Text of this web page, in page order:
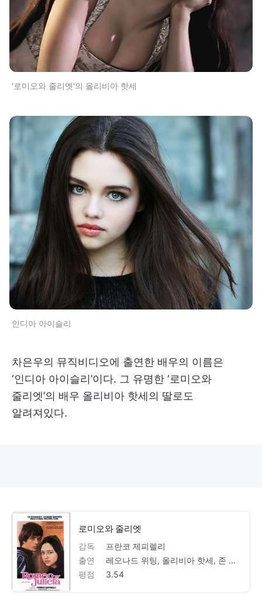
'로미오와 줄리엣'의 올리비아 핫세
인디아 아이슬리
차은우의 뮤직비디오에 출연한 배우의 이름은
‘인디아 아이슬리’이다. 그 유명한 ‘로미오와
줄리엣’의 배우 올리비아 핫세의 딸로도
알려져있다.
로미오와 줄리엣
감독
프란코 제피렐리
출연
레오나드 위팅, 올리비아 핫세, 존 맥케너리, 마일로 오시어, 팻 헤이우드, 로버트 스티븐스, 마이클 요크, 브루스 로빈슨, 폴 하드윅, 나타샤 패리, 안토니오 피에르페데리시, 에스메랄다 루스폴리, 로베르토 비사코, 로이 홀더, 디슨 러벨, 카를로 팔무치, 리처드 워릭, 윌리엄 셰익스피어, 니노 로타, 프란코 제피렐리, 다닐로 도나티, 레지날드 밀스, 프랑코 브루사티, 파스쿠알리노 드 산티스, 안소니 헤이블록 앨런, 리처드 B. 굿윈, 마에스트로 다미코, 존 브래번, 로렌조 몬지아르디노
평점
3.54